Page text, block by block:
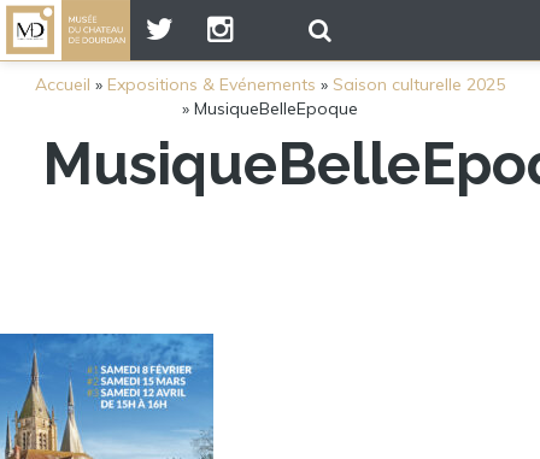
Accueil » Expositions & Evénements » Saison culturelle 2025
» MusiqueBelleEpoque